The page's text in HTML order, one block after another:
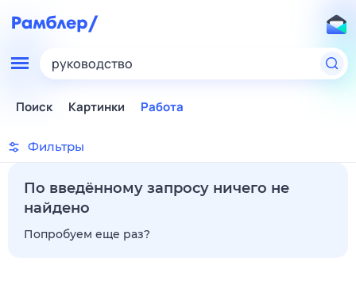
руководство
Поиск Картинки Работа
Фильтры
По введённому запросу ничего не
найдено
Попробуем еще раз?